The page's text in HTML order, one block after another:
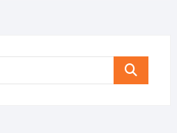
Search